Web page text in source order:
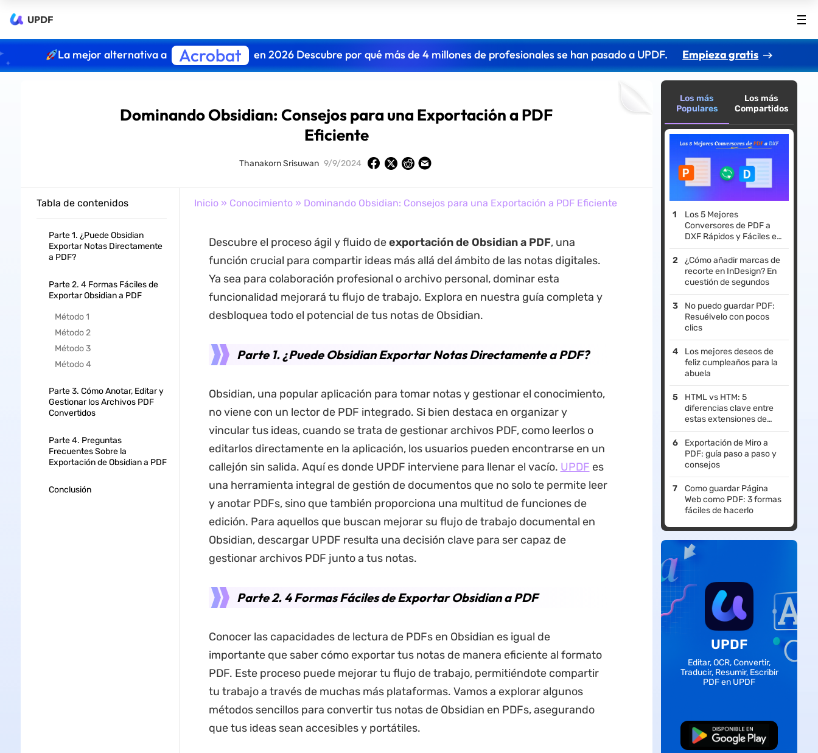
UPDF
La mejor alternativa a Acrobat en 2026 Descubre por qué más de 4 millones de profesionales se han pasado a UPDF. Empieza gratis
Dominando Obsidian: Consejos para una Exportación a PDF
Eficiente
Thanakorn Srisuwan 9/9/2024
Tabla de contenidos
Parte 1. ¿Puede Obsidian
Exportar Notas Directamente
a PDF?
Parte 2. 4 Formas Fáciles de
Exportar Obsidian a PDF
Método 1
Método 2
Método 3
Método 4
Parte 3. Cómo Anotar, Editar y
Gestionar los Archivos PDF
Convertidos
Parte 4. Preguntas
Frecuentes Sobre la
Exportación de Obsidian a PDF
Conclusión
Inicio» Conocimiento» Dominando Obsidian: Consejos para una Exportación a PDF Eficiente
Descubre el proceso ágil y fluido deexportación de Obsidian a PDF, una
función crucial para compartir ideas más allá del ámbito de las notas digitales.
Ya sea para colaboración profesional o archivo personal, dominar esta
funcionalidad mejorará tu flujo de trabajo. Explora en nuestra guía completa y
desbloquea todo el potencial de tus notas de Obsidian.
Parte 1. ¿Puede Obsidian Exportar Notas Directamente a PDF?
Obsidian, una popular aplicación para tomar notas y gestionar el conocimiento,
no viene con un lector de PDF integrado. Si bien destaca en organizar y
vincular tus ideas, cuando se trata de gestionar archivos PDF, como leerlos o
editarlos directamente en la aplicación, los usuarios pueden encontrarse en un
callejón sin salida. Aquí es donde UPDF interviene para llenar el vacío. UPDF es
una herramienta integral de gestión de documentos que no solo te permite leer
y anotar PDFs, sino que también proporciona una multitud de funciones de
edición. Para aquellos que buscan mejorar su flujo de trabajo documental en
Obsidian, descargar UPDF resulta una decisión clave para ser capaz de
gestionar archivos PDF junto a tus notas.
Parte 2. 4 Formas Fáciles de Exportar Obsidian a PDF
Conocer las capacidades de lectura de PDFs en Obsidian es igual de
importante que saber cómo exportar tus notas de manera eficiente al formato
PDF. Este proceso puede mejorar tu flujo de trabajo, permitiéndote compartir
tu trabajo a través de muchas más plataformas. Vamos a explorar algunos
métodos sencillos para convertir tus notas de Obsidian en PDFs, asegurando
que tus ideas sean accesibles y portátiles.
Los más
Populares
Los más
Compartidos
Los 5 Mejores
Conversores de PDF a
DXF Rápidos y Fáciles en
2026
¿Cómo añadir marcas de
recorte en InDesign? En
cuestión de segundos
No puedo guardar PDF:
Resuélvelo con pocos
clics
Los mejores deseos de
feliz cumpleaños para la
abuela
HTML vs HTM: 5
diferencias clave entre
estas extensiones de
archivo
Exportación de Miro a
PDF: guía paso a paso y
consejos
Como guardar Página
Web como PDF: 3 formas
fáciles de hacerlo
UPDF
Editar, OCR, Convertir,
Traducir, Resumir, Escribir
PDF en UPDF
Descarga Gratuita